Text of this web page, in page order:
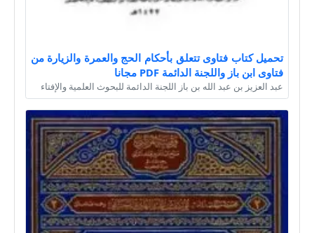
تحميل كتاب فتاوى تتعلق بأحكام الحج والعمرة والزيارة من
فتاوى ابن باز واللجنة الدائمة PDF مجانا
عبد العزيز بن عبد الله بن باز اللجنة الدائمة للبحوث العلمية والإفتاء